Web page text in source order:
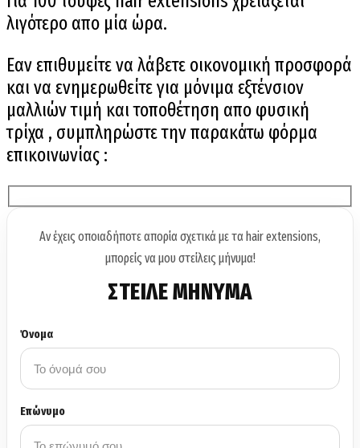
λιγότερο απο μία ώρα.
Εαν επιθυμείτε να λάβετε οικονομική προσφορά
και να ενημερωθείτε για μόνιμα εξτένσιον
μαλλιών τιμή και τοποθέτηση απο φυσική
τρίχα , συμπληρώστε την παρακάτω φόρμα
επικοινωνίας :
Αν έχεις οποιαδήποτε απορία σχετικά με τα hair extensions,
μπορείς να μου στείλεις μήνυμα!
ΣΤΕΙΛΕ ΜΗΝΥΜΑ
Όνομα
Επώνυμο